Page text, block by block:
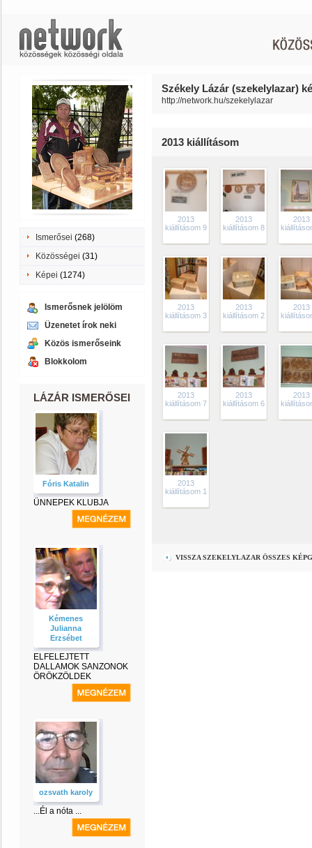
Ismerősei (268)
Közösségei (31)
Képei (1274)
Ismerősnek jelölöm
Üzenetet írok neki
Közös ismerőseink
Blokkolom
LÁZÁR ISMERŐSEI
Fóris Katalin
ÜNNEPEK KLUBJA
Kémenes
Julianna
Erzsébet
ELFELEJTETT
DALLAMOK SANZONOK
ÖRÖKZÖLDEK
ozsvath karoly
...Él a nóta ...
Székely Lázár (szekelylazar)
http://network.hu/szekelylazar
2013 kiállításom
2013
kiállításom 9
2013
kiállításom 8
2013
2013
kiállításom 3
2013
kiállításom 2
2013
2013
kiállításom 7
2013
kiállításom 6
2013
2013
kiállításom 1
VISSZA SZEKELYLAZAR ÖSSZES